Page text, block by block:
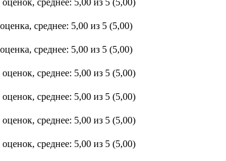
(5,00)
(5,00)
(5,00)
(5,00)
(5,00)
(5,00)